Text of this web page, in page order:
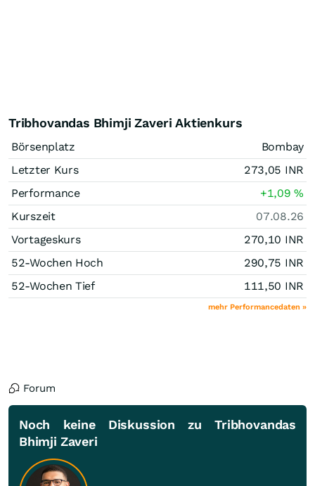
Tribhovandas Bhimji Zaveri Aktienkurs
Börsenplatz
Bombay
Letzter Kurs
273,05 INR
Performance
+1,09%
Kurszeit
07.08.26
Vortageskurs
270,10 INR
52-Wochen Hoch
290,75 INR
52-Wochen Tief
111,50 INR
mehr Performancedaten »
Forum
Noch keine Diskussion zu Tribhovandas
Bhimji Zaveri